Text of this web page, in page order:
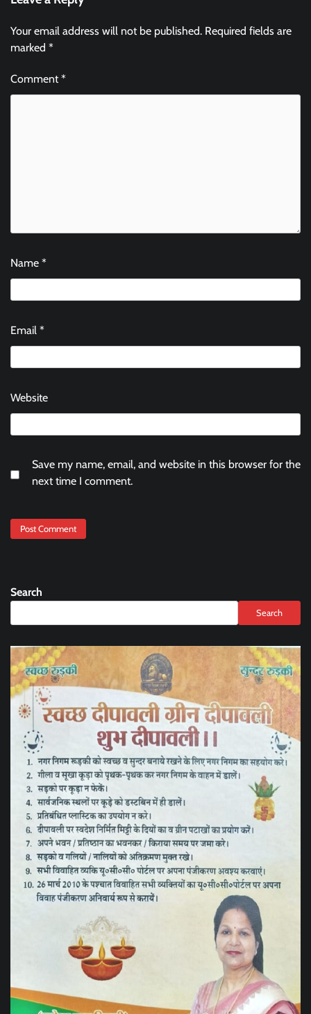
Your email address will not be published. Required fields are
marked *
Comment*
Name *
Email *
Website
Save my name, email, and website in this browser for the
next time I comment.
Search
Search